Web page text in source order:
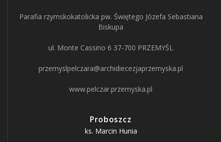
Parafia rzymskokatolicka pw. Świętego Józefa Sebastiana
Biskupa
ul. Monte Cassino 6 37-700 PRZEMYŚL
przemyslpelczara@archidiecezjaprzemyska.pl
www.pelczar.przemyska.pl
Proboszcz
ks. Marcin Hunia